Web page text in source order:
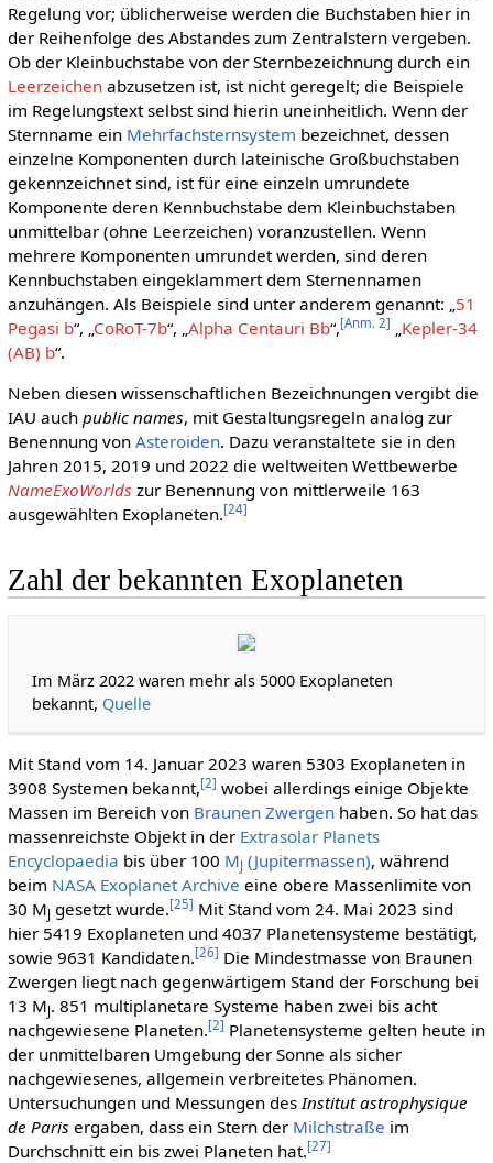
Regelung vor; üblicherweise werden die Buchstaben hier in
der Reihenfolge des Abstandes zum Zentralstern vergeben.
Ob der Kleinbuchstabe von der Sternbezeichnung durch ein
Leerzeichenabzusetzen ist, ist nicht geregelt; die Beispiele
im Regelungstext selbst sind hierin uneinheitlich. Wenn der
Sternname ein Mehrfachsternsystem bezeichnet, dessen
einzelne Komponenten durch lateinische Großbuchstaben
gekennzeichnet sind, ist für eine einzeln umrundete
Komponente deren Kennbuchstabe dem Kleinbuchstaben
unmittelbar (ohne Leerzeichen) voranzustellen. Wenn
mehrere Komponenten umrundet werden, sind deren
Kennbuchstaben eingeklammert dem Sternennamen
anzuhängen. Als Beispiele sind unter anderem genannt: „ 51
Pegasi b“, „ CoRoT-7b“, „ Alpha Centauri Bb“,[Anm. 2]
Kepler-34
(AB) b“.
Neben diesen wissenschaftlichen Bezeichnungen vergibt die
IAU auch public names, mit Gestaltungsregeln analog zur
Benennung von Asteroiden. Dazu veranstaltete sie in den
Jahren 2015, 2019 und 2022 die weltweiten Wettbewerbe
NameExoWorlds zur Benennung von mittlerweile 163
ausgewählten Exoplaneten.[24]
Zahl der bekannten Exoplaneten
Im März 2022 waren mehr als 5000 Exoplaneten
bekannt, Quelle
Mit Stand vom 14. Januar 2023 waren 5303 Exoplaneten in
3908 Systemen bekannt,[2] wobei allerdings einige Objekte
Massen im Bereich von Braunen Zwergenhaben. So hat das
massenreichste Objekt in der Extrasolar Planets
Encyclopaedia bis über 100 MJ (Jupitermassen), während
beim NASA Exoplanet Archive eine obere Massenlimite von
30 MJ gesetzt wurde.[25] Mit Stand vom 24. Mai 2023 sind
hier 5419 Exoplaneten und 4037 Planetensysteme bestätigt,
sowie 9631 Kandidaten.[26] Die Mindestmasse von Braunen
Zwergen liegt nach gegenwärtigem Stand der Forschung bei
13 MJ. 851 multiplanetare Systeme haben zwei bis acht
nachgewiesene Planeten.[2] Planetensysteme gelten heute in
der unmittelbaren Umgebung der Sonne als sicher
nachgewiesenes, allgemein verbreitetes Phänomen.
Untersuchungen und Messungen des Institut astrophysique
de Paris ergaben, dass ein Stern der Milchstraße im
Durchschnitt ein bis zwei Planeten hat.[27]